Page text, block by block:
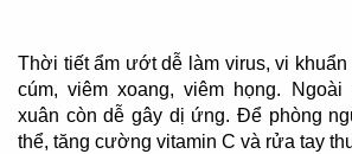
Thời tiết ẩm ướt dễ làm virus, vi khuẩn
cúm, viêm xoang, viêm họng. Ngoài
xuân còn dễ gây dị ứng. Để phòng
thể, tăng cường vitamin C và rửa tay